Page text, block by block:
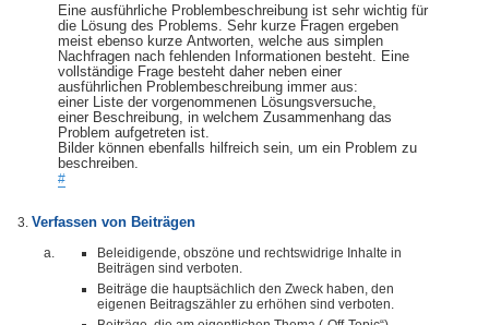
Eine ausführliche Problembeschreibung ist sehr wichtig für
die Lösung des Problems. Sehr kurze Fragen ergeben
meist ebenso kurze Antworten, welche aus simplen
Nachfragen nach fehlenden Informationen besteht. Eine
vollständige Frage besteht daher neben einer
ausführlichen Problembeschreibung immer aus:
einer Liste der vorgenommenen Lösungsversuche,
einer Beschreibung, in welchem Zusammenhang das
Problem aufgetreten ist.
Bilder können ebenfalls hilfreich sein, um ein Problem zu
beschreiben.
#
Verfassen von Beiträgen
Beleidigende, obszöne und rechtswidrige Inhalte in
Beiträgen sind verboten.
Beiträge die hauptsächlich den Zweck haben, den
eigenen Beitragszähler zu erhöhen sind verboten.